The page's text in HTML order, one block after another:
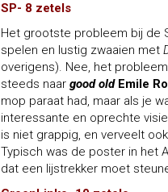
SP- 8 zetels
Het grootste probleem bij de
spelen en lustig zwaaien met
overigens). Nee, het
steeds naar good oldEmile
mop paraat had, maar als je
interessante en oprechte
is niet grappig, en verveelt
Typisch was de poster in het
dat een lijstrekker moet